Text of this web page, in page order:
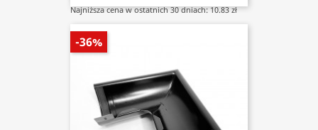
Najniższa cena w ostatnich 30 dniach: 10.83 zł
-36%